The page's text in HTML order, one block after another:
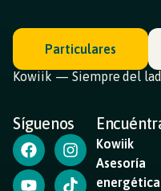
Particulares
Kowiik — Siempre del
Síguenos
Kowiik
Asesoría